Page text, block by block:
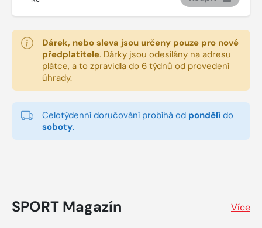
Dárek, nebo sleva jsou určeny pouze pro nové
předplatitele. Dárky jsou odesílány na adresu
plátce, a to zpravidla do 6 týdnů od provedení
úhrady.
Celotýdenní doručování probíhá od pondělí do
soboty.
SPORT Magazín Více